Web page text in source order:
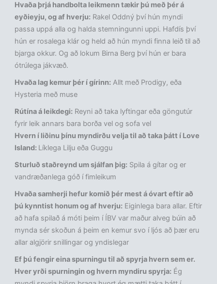
Hvaða þrjá handbolta leikmenn tækir þú með þér á
eyðieyju, og af hverju: Rakel Oddný því hún myndi
passa uppá alla og halda stemningunni uppi. Hafdís því
hún er rosalega klár og held að hún myndi finna leið til að
bjarga okkur. Og að lokum Birna Berg því hún er bara
ótrúlega jákvæð.
Hvaða lag kemur þér í gírinn: Allt með Prodigy, eða
Hysteria með muse
Rútína á leikdegi: Reyni að taka lyftingar eða göngutúr
fyrir leik annars bara borða vel og sofa vel
Hvern í liðinu þínu myndirðu velja til að taka þátt í Love
Island: Líklega Lilju eða Guggu
Sturluð staðreynd um sjálfan þig: Spila á gítar og er
vandræðanlega góð í fimleikum
Hvaða samherji hefur komið þér mest á óvart eftir að
þú kynntist honum og af hverju: Eiginlega bara allar. Eftir
að hafa spilað á móti þeim í ÍBV var maður alveg búin að
mynda sér skoðun á þeim en kemur svo í ljós að þær eru
allar algjörir snillingar og yndislegar
Ef þú fengir eina spurningu til að spyrja hvern sem er.
Hver yrði spurningin og hvern myndiru spyrja: Ég